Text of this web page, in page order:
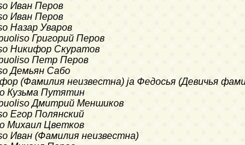
Иван Перов
Иван Перов
Назар Уваров
Григорий Перов
Никифор Скуратов
Петр Перов
Демьян Сабо
(Фамилия неизвестна) ja Федосья (Девичья
Кузьма Путятин
Дмитрий Меншиков
Егор Полянский
Михаил Цветков
Иван (Фамилия неизвестна)